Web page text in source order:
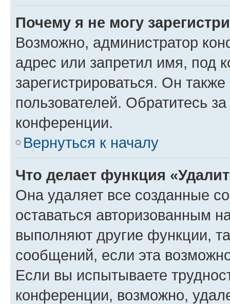
Почему я не могу
Возможно, администратор
адрес или запретил имя, под
зарегистрироваться. Он
пользователей. Обратитесь
конференции.
Вернуться к началу
Что делает функция
Она удаляет все созданные
оставаться авторизованным
выполняют другие функции,
сообщений, если эта
Если вы испытываете
конференции, возможно,